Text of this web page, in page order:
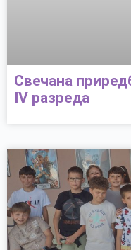
Свечана
IV разреда